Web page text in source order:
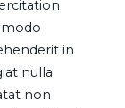
in
nulla
non